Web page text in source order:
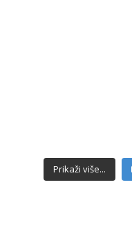
Prikaži više...